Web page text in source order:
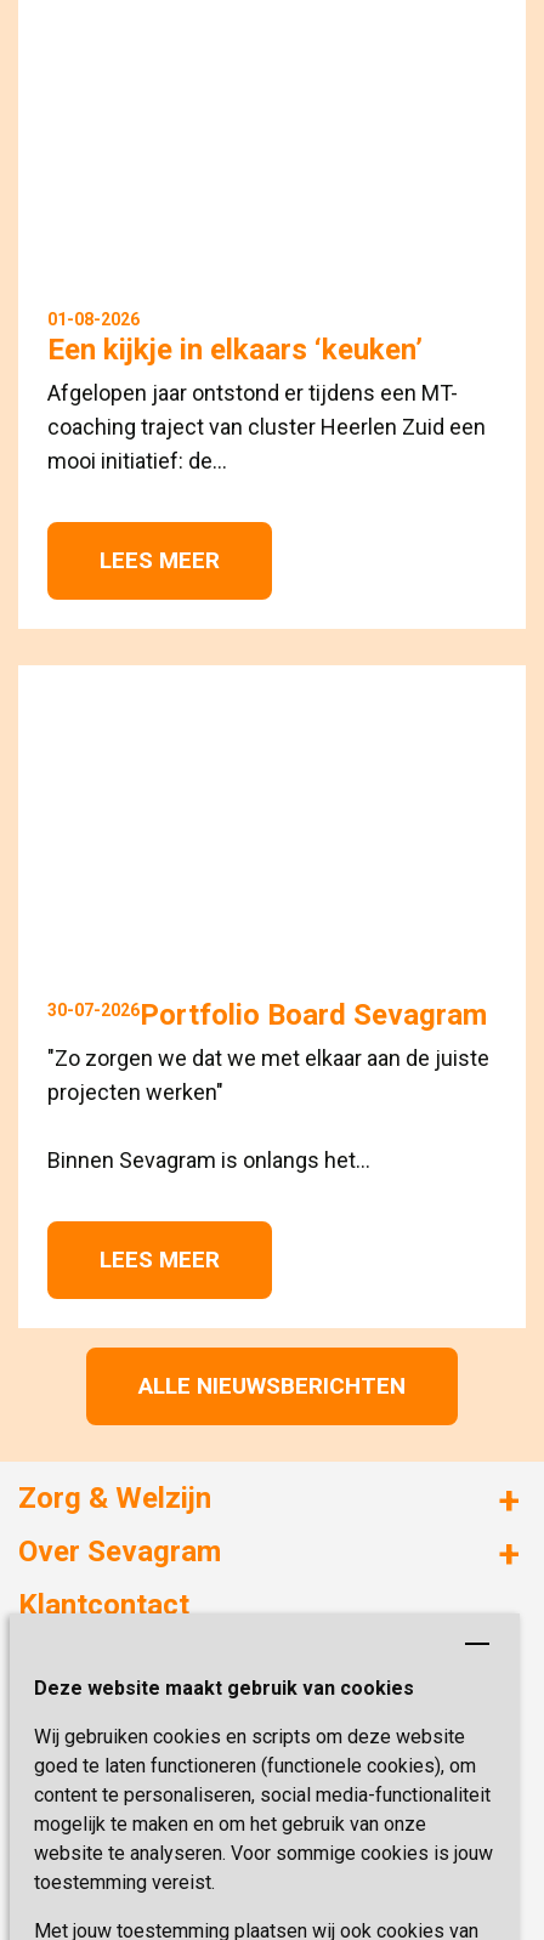
Deze website maakt gebruik van cookies
Wij gebruiken cookies en scripts om deze website
goed te laten functioneren (functionele cookies), om
content te personaliseren, social media-functionaliteit
mogelijk te maken en om het gebruik van onze
website te analyseren. Voor sommige cookies is jouw
toestemming vereist.
Met jouw toestemming plaatsen wij ook cookies van
01-08-2026
Een kijkje in elkaars ‘keuken’
Afgelopen jaar ontstond er tijdens een MT-
coaching traject van cluster Heerlen Zuid een
mooi initiatief: de...
LEES MEER
30-07-2026Portfolio Board Sevagram
"Zo zorgen we dat we met elkaar aan de juiste
projecten werken"
Binnen Sevagram is onlangs het...
LEES MEER
ALLE NIEUWSBERICHTEN
Zorg & Welzijn
Huizen met zorg
Onze specialiteiten
Over Sevagram
Duurzaamheid
Kwaliteit & Klantbeleving
Missie & Visie
Vastgoed
Innovatie
Klantcontact
6419 PB Heerlen
Telefoon:0900 777 4 777
E-mail:zorgbemiddeling@sevagram.nl
Schrijf je nu in!
Blijf op de hoogte van de laatste activiteiten en
nieuwtjes met onze nieuwsbrief